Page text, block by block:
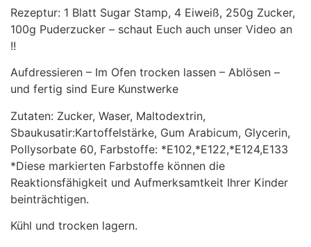
Rezeptur: 1 Blatt Sugar Stamp, 4 Eiweiß, 250g Zucker,
100g Puderzucker – schaut Euch auch unser Video an
!!
Aufdressieren – Im Ofen trocken lassen – Ablösen –
und fertig sind Eure Kunstwerke
Zutaten: Zucker, Waser, Maltodextrin,
Sbaukusatir:Kartoffelstärke, Gum Arabicum, Glycerin,
Pollysorbate 60, Farbstoffe: *E102,*E122,*E124,E133
*Diese markierten Farbstoffe können die
Reaktionsfähigkeit und Aufmerksamtkeit Ihrer Kinder
beinträchtigen.
Kühl und trocken lagern.